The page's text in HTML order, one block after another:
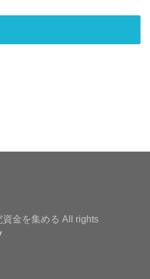
金を集める All rights